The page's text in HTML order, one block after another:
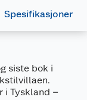
Spesifikasjoner
siste bok i
i Tyskland –